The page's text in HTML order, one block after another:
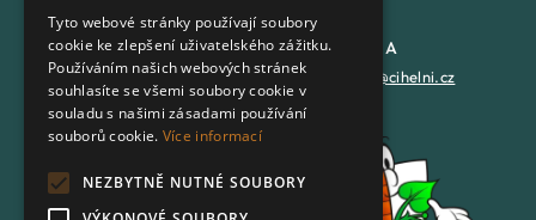
DATOVÁ SCHRÁNKA
7batxeb
PODATELNA
epodatelna@cihelni.cz
YOUTUBE
Tyto webové stránky používají soubory
cookie ke zlepšení uživatelského zážitku.
Používáním našich webových stránek
souhlasíte se všemi soubory cookie v
souladu s našimi zásadami používání
souborů cookie. Více informací
NEZBYTNĚ NUTNÉ SOUBORY